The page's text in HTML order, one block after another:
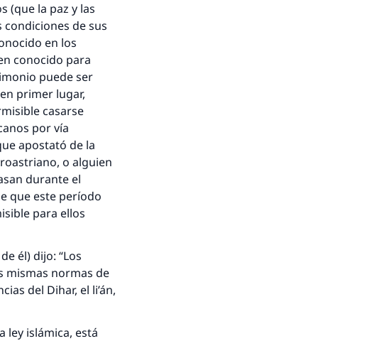
(que la paz y las
condiciones de sus
en los
conocido para
puede ser
primer lugar,
casarse
por vía
apostató de la
o alguien
durante el
que este período
para ellos
él) dijo: “Los
mismas normas de
del Dihar, el li’án,
ley islámica, está